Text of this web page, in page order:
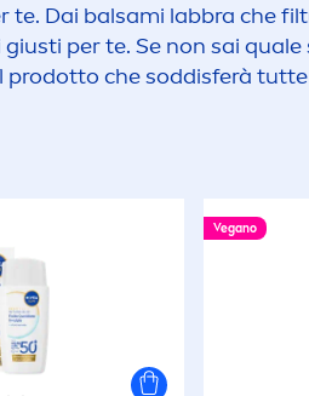
Dai balsami labbra che
per te. Se non sai quale
che soddisferà
Vegano